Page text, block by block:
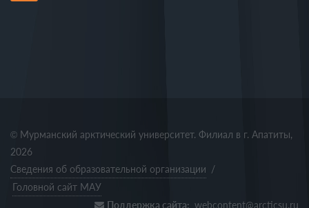
© Мурманский арктический университет. Филиал в г. Апатиты,
2026
Сведения об образовательной организации /
Головной сайт МАУ
Поддержка сайта: webcontent@arcticsu.ru